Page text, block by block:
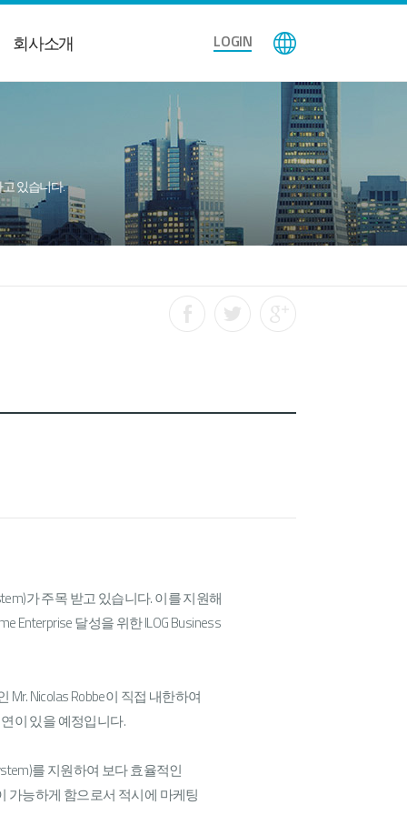
회사소개 LOGIN
있습니다.
가 주목 받고 있습니다. 이를 지원해
Enterprise 달성을 위한 ILOG Business
Mr. Nicolas Robbe이 직접 내한하여
이 있을 예정입니다.
를 지원하여 보다 효율적인
가능하게 함으로서 적시에 마케팅